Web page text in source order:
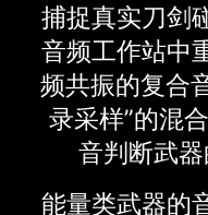
捕捉真实刀剑
音频工作站中
频共振的复合
录采样”的混
音判断武
能量类武器的